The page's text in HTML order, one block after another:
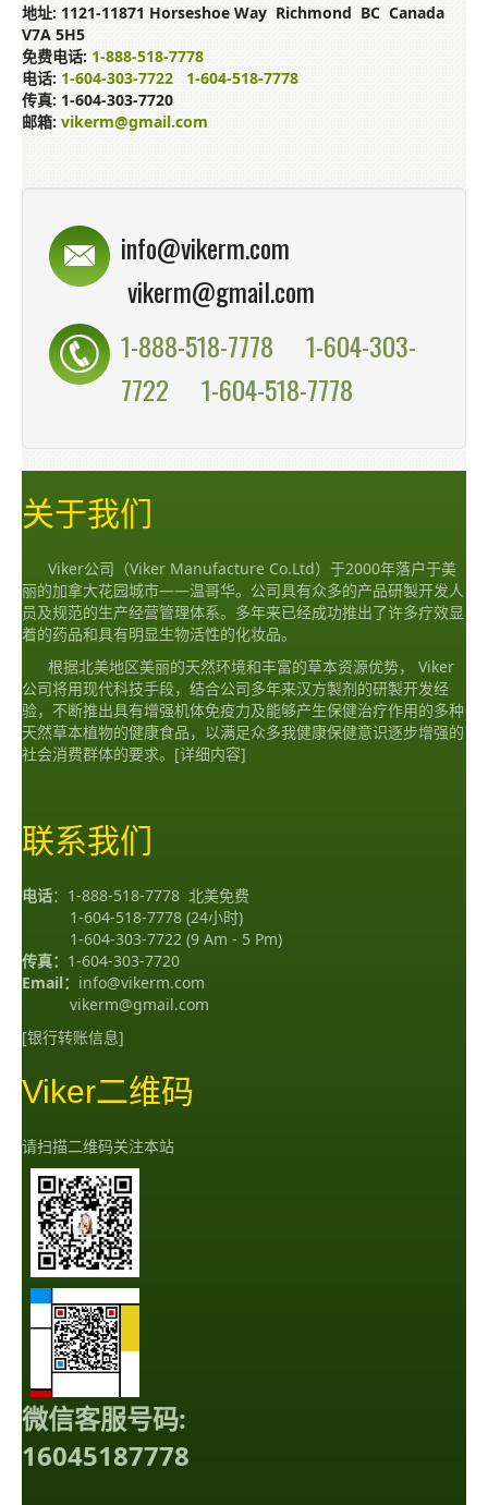
地址: 1121-11871 Horseshoe Way Richmond BC Canada
V7A 5H5
免费电话: 1-888-518-7778
电话: 1-604-303-7722
1-604-518-7778
传真: 1-604-303-7720
邮箱: vikerm@gmail.com
info@vikerm.com
vikerm@gmail.com
1-888-518-7778
1-604-303-
7722
1-604-518-7778
关于我们
Viker公司（Viker Manufacture Co.Ltd）于2000年落户于美
丽的加拿大花园城市——温哥华。公司具有众多的产品研製开发人
员及规范的生产经营管理体系。多年来已经成功推出了许多疗效显
着的药品和具有明显生物活性的化妆品。
根据北美地区美丽的天然环境和丰富的草本资源优势， Viker
公司将用现代科技手段，结合公司多年来汉方製剂的研製开发经
验，不断推出具有增强机体免疫力及能够产生保健治疗作用的多种
天然草本植物的健康食品，以满足众多我健康保健意识逐步增强的
社会消费群体的要求。 [详细内容]
联系我们
电话： 1-888-518-7778 北美免费
1-604-518-7778 (24小时)
1-604-303-7722 (9 Am - 5 Pm)
传真： 1-604-303-7720
Email： info@vikerm.com
vikerm@gmail.com
[银行转账信息]
Viker二维码
请扫描二维码关注本站
微信客服号码:
16045187778